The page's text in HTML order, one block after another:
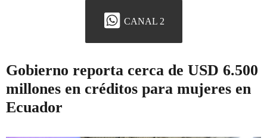
CANAL 2
Gobierno reporta cerca de USD 6.500
millones en créditos para mujeres en
Ecuador